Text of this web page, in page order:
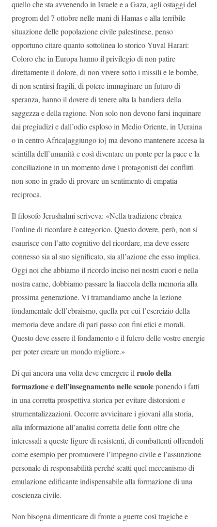
quello che sta avvenendo in Israele e a Gaza, agli ostaggi del
progrom del 7 ottobre nelle mani di Hamas e alla terribile
situazione delle popolazione civile palestinese, penso
opportuno citare quanto sottolinea lo storico Yuval Harari:
Coloro che in Europa hanno il privilegio di non patire
direttamente il dolore, di non vivere sotto i missili e le bombe,
di non sentirsi fragili, di potere immaginare un futuro di
speranza, hanno il dovere di tenere alta la bandiera della
saggezza e della ragione. Non solo non devono farsi inquinare
dai pregiudizi e dall’odio esploso in Medio Oriente, in Ucraina
o in centro Africa[aggiungo io] ma devono mantenere accesa la
scintilla dell’umanità e così diventare un ponte per la pace e la
conciliazione in un momento dove i protagonisti dei conflitti
non sono in grado di provare un sentimento di empatia
reciproca.
Il filosofo Jerushalmi scriveva: «Nella tradizione ebraica
l’ordine di ricordare è categorico. Questo dovere, però, non si
esaurisce con l’atto cognitivo del ricordare, ma deve essere
connesso sia al suo significato, sia all’azione che esso implica.
Oggi noi che abbiamo il ricordo inciso nei nostri cuori e nella
nostra carne, dobbiamo passare la fiaccola della memoria alla
prossima generazione. Vi tramandiamo anche la lezione
fondamentale dell’ebraismo, quella per cui l’esercizio della
memoria deve andare di pari passo con fini etici e morali.
Questo deve essere il fondamento e il fulcro delle vostre energie
per poter creare un mondo migliore.»
Di qui ancora una volta deve emergere ilruolo della
formazione e dell’insegnamento nelle scuoleponendo i fatti
in una corretta prospettiva storica per evitare distorsioni e
strumentalizzazioni. Occorre avvicinare i giovani alla storia,
alla informazione all’analisi corretta delle fonti oltre che
interessali a queste figure di resistenti, di combattenti offrendoli
come esempio per promuovere l’impegno civile e l’assunzione
personale di responsabilità perché scatti quel meccanismo di
emulazione edificante indispensabile alla formazione di una
coscienza civile.
Non bisogna dimenticare di fronte a guerre così tragiche e